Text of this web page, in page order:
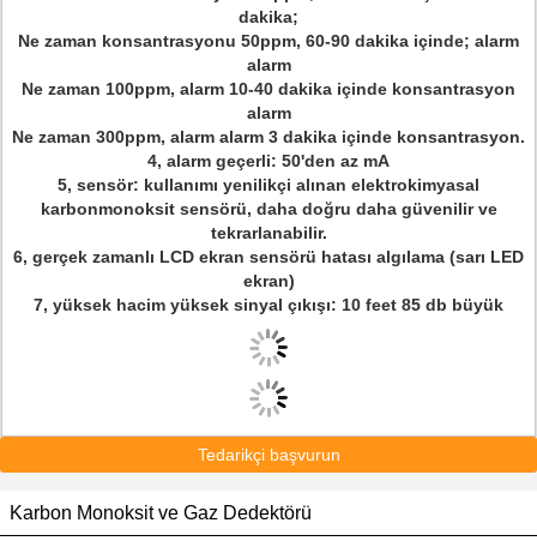
dakika;
Ne zaman konsantrasyonu 50ppm, 60-90 dakika içinde; alarm
alarm
Ne zaman 100ppm, alarm 10-40 dakika içinde konsantrasyon
alarm
Ne zaman 300ppm, alarm alarm 3 dakika içinde konsantrasyon.
4, alarm geçerli: 50'den az mA
5, sensör: kullanımı yenilikçi alınan elektrokimyasal
karbonmonoksit sensörü, daha doğru daha güvenilir ve
tekrarlanabilir.
6, gerçek zamanlı LCD ekran sensörü hatası algılama (sarı LED
ekran)
7, yüksek hacim yüksek sinyal çıkışı: 10 feet 85 db büyük
Tedarikçi başvurun
Karbon Monoksit ve Gaz Dedektörü